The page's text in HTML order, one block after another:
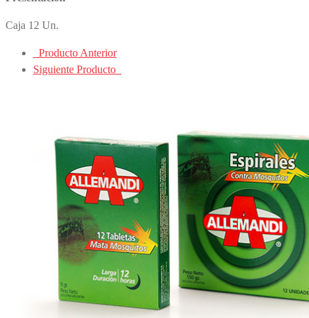
Caja 12 Un.
Producto Anterior
Siguiente Producto